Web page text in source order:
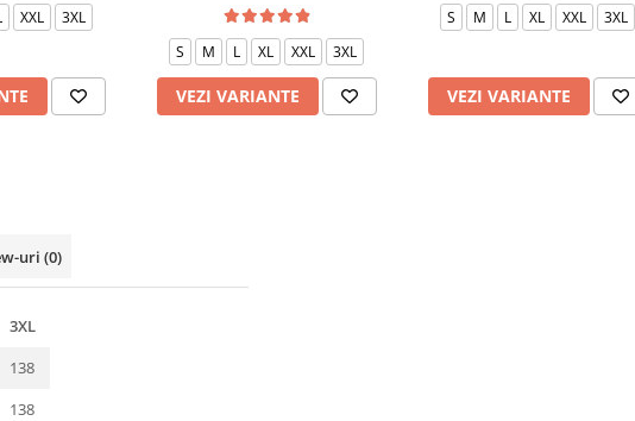
XXL 3XL
S M L XL XXL 3XL
VEZI VARIANTE
S M L XL XXL 3XL
VEZI VARIANTE
uri (0)
3XL
138
138